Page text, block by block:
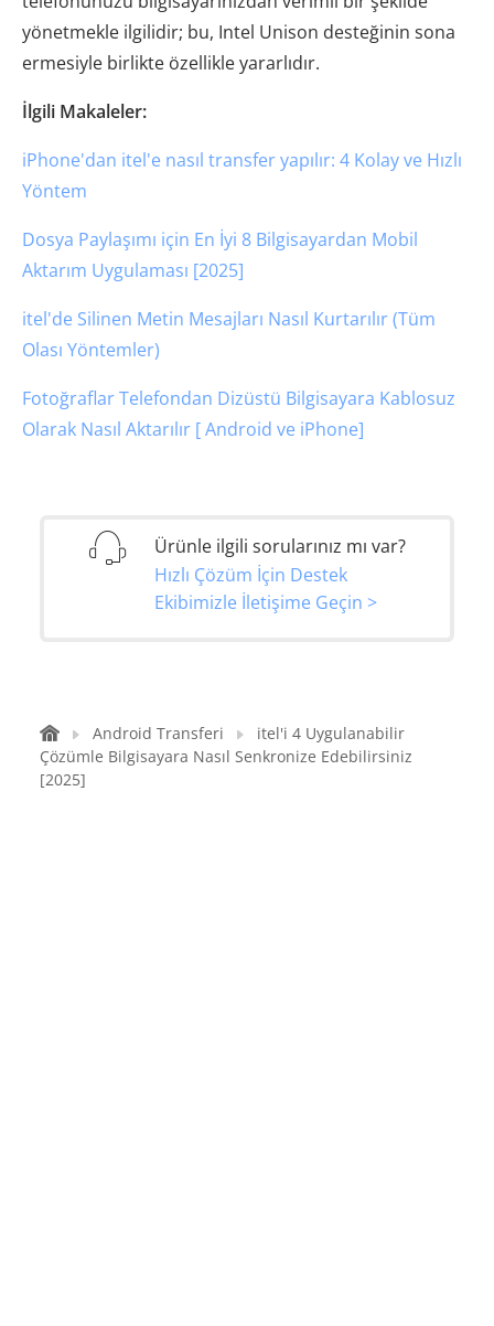
yönetmekle ilgilidir; bu, Intel Unison desteğinin sona
ermesiyle birlikte özellikle yararlıdır.
İlgili Makaleler:
iPhone'dan itel'e nasıl transfer yapılır: 4 Kolay ve Hızlı
Yöntem
Dosya Paylaşımı için En İyi 8 Bilgisayardan Mobil
Aktarım Uygulaması [2025]
itel'de Silinen Metin Mesajları Nasıl Kurtarılır (Tüm
Olası Yöntemler)
Fotoğraflar Telefondan Dizüstü Bilgisayara Kablosuz
Olarak Nasıl Aktarılır [ Android ve iPhone]
Ürünle ilgili sorularınız mı var?
Hızlı Çözüm İçin Destek
Ekibimizle İletişime Geçin >
Android Transferi
itel'i 4 Uygulanabilir
Çözümle Bilgisayara Nasıl Senkronize Edebilirsiniz
[2025]